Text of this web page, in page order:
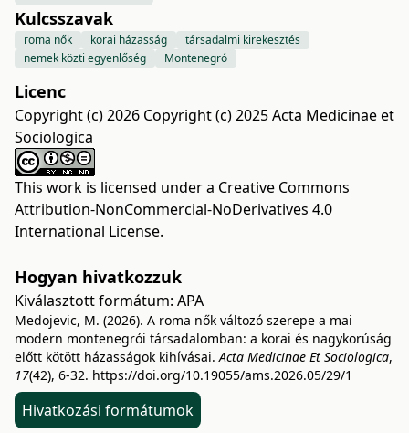
Kulcsszavak
roma nők korai házasság
társadalmi kirekesztés
nemek közti egyenlőség
Montenegró
Licenc
Copyright (c) 2026 Copyright (c) 2025 Acta Medicinae et
Sociologica
This work is licensed under a Creative Commons
Attribution-NonCommercial-NoDerivatives 4.0
International License.
Hogyan hivatkozzuk
Kiválasztott formátum: APA
Medojevic, M. (2026). A roma nők változó szerepe a mai
modern montenegrói társadalomban: a korai és nagykorúság
előtt kötött házasságok kihívásai.Acta Medicinae Et Sociologica,
17(42), 6-32. https://doi.org/10.19055/ams.2026.05/29/1
Hivatkozási formátumok